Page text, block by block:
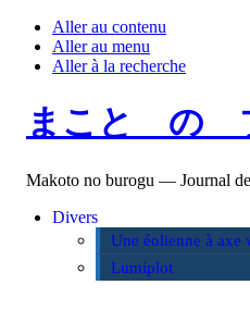
Aller au contenu
Aller au menu
Aller à la recherche
まこと の
Makoto no burogu — Journal
Divers
Une éolienne à axe
Lumiplot